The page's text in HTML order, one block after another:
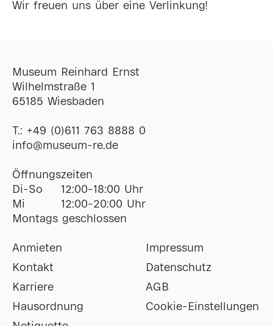
Wir freuen uns über eine Verlinkung!
Museum Reinhard Ernst
Wilhelmstraße 1
65185 Wiesbaden
T.: +49 (0)611 763 8888 0
ofni@museum-re de
Öffnungszeiten
Di-So
12:00-18:00 Uhr
Mi
12:00-20:00 Uhr
Montags geschlossen
Anmieten
Kontakt
Karriere
Hausordnung
Impressum
Datenschutz
AGB
Cookie-Einstellungen